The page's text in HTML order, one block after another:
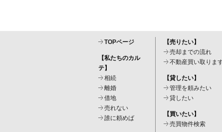
TOPページ
【私たちのカル
テ】
相続
離婚
借地
売れない
誰に頼めば
【売りたい】
売却までの流れ
不動産買い取りま
【貸したい】
管理を頼みたい
貸したい
【買いたい】
売買物件検索